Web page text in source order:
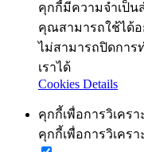
คุกกี้มีความจำเป็น
คุณสามารถใช้ได้อ
ไม่สามารถปิดการ
เราได้
Cookies Details
คุกกี้เพื่อการวิเครา
คุกกี้เพื่อการวิเครา